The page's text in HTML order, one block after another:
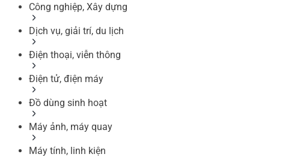
Công nghiệp, Xây dựng
Dịch vụ, giải trí, du lịch
Điện thoại, viễn thông
Điện tử, điện máy
Đồ dùng sinh hoạt
Máy ảnh, máy quay
Máy tính, linh kiện